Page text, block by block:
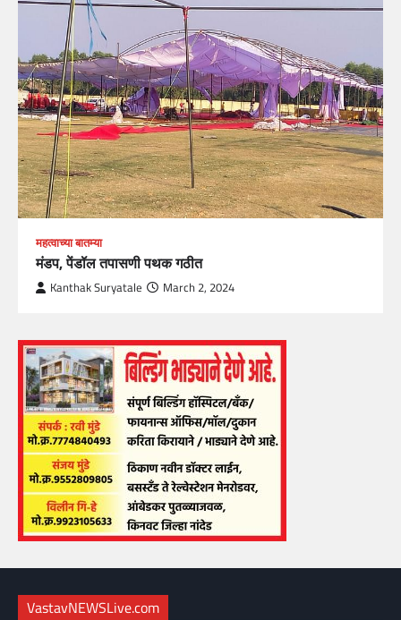
महत्वाच्या बातम्या
मंडप, पेंडॉल तपासणी पथक गठीत
Kanthak Suryatale March 2, 2024
VastavNEWSLive.com